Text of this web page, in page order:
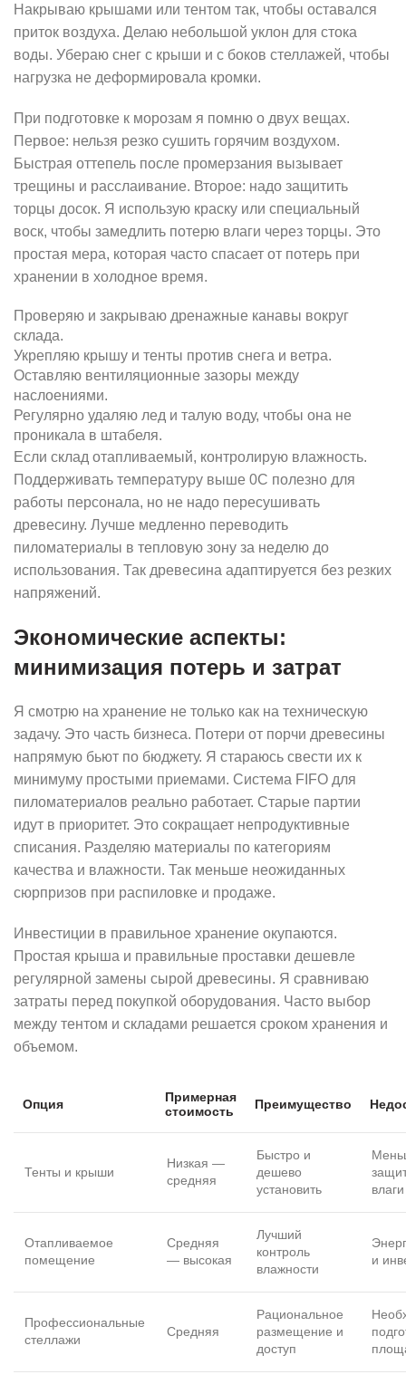
Накрываю крышами или тентом так, чтобы оставался
приток воздуха. Делаю небольшой уклон для стока
воды. Убераю снег с крыши и с боков стеллажей, чтобы
нагрузка не деформировала кромки.
При подготовке к морозам я помню о двух вещах.
Первое: нельзя резко сушить горячим воздухом.
Быстрая оттепель после промерзания вызывает
трещины и расслаивание. Второе: надо защитить
торцы досок. Я использую краску или специальный
воск, чтобы замедлить потерю влаги через торцы. Это
простая мера, которая часто спасает от потерь при
хранении в холодное время.
Проверяю и закрываю дренажные канавы вокруг
склада.
Укрепляю крышу и тенты против снега и ветра.
Оставляю вентиляционные зазоры между
наслоениями.
Регулярно удаляю лед и талую воду, чтобы она не
проникала в штабеля.
Если склад отапливаемый, контролирую влажность.
Поддерживать температуру выше 0C полезно для
работы персонала, но не надо пересушивать
древесину. Лучше медленно переводить
пиломатериалы в тепловую зону за неделю до
использования. Так древесина адаптируется без резких
напряжений.
Экономические аспекты:
минимизация потерь и затрат
Я смотрю на хранение не только как на техническую
задачу. Это часть бизнеса. Потери от порчи древесины
напрямую бьют по бюджету. Я стараюсь свести их к
минимуму простыми приемами. Система FIFO для
пиломатериалов реально работает. Старые партии
идут в приоритет. Это сокращает непродуктивные
списания. Разделяю материалы по категориям
качества и влажности. Так меньше неожиданных
сюрпризов при распиловке и продаже.
Инвестиции в правильное хранение окупаются.
Простая крыша и правильные проставки дешевле
регулярной замены сырой древесины. Я сравниваю
затраты перед покупкой оборудования. Часто выбор
между тентом и складами решается сроком хранения и
объемом.
Опция
Примерная
стоимость
Преимущество
Тенты и крыши
Низкая —
средняя
Быстро и
дешево
установить
Отапливаемое
помещение
Средняя
— высокая
Лучший
контроль
влажности
и
Профессиональные
стеллажи
Средняя
Рациональное
размещение и
доступ